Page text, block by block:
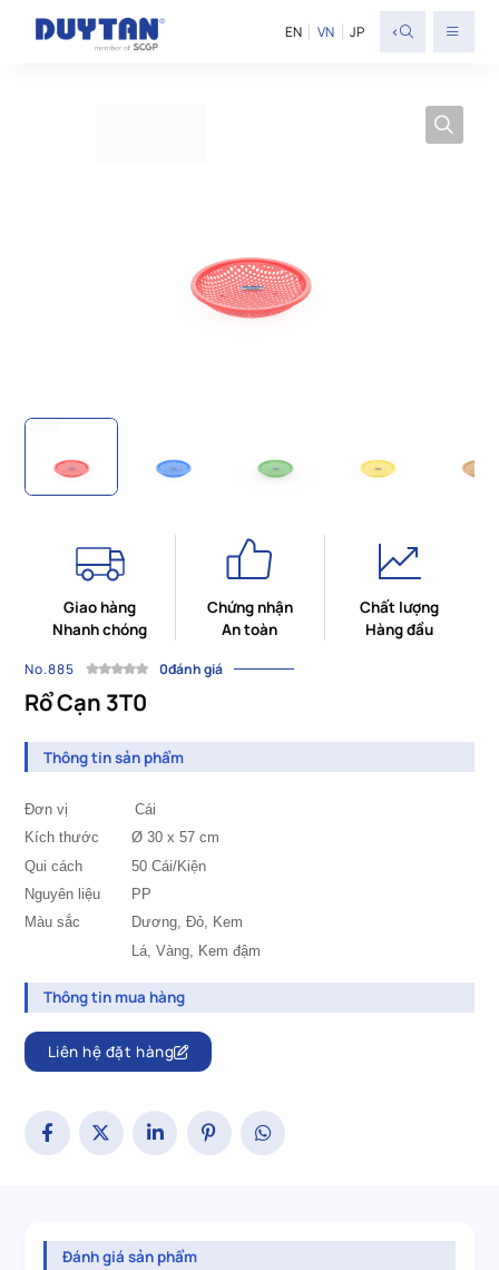
EN VN JP <
Giao hàng
Nhanh chóng
Chứng nhận
An toàn
Chất lượng
Hàng đầu
No.885 0đánh giá
Rổ Cạn 3T0
Thông tin sản phẩm
Đơn vị Cái
Kích thước
	Ø
30 x 57 cm
Qui cách
		50
Cái/Kiện
Nguyên liệu
PP
Màu sắc
Dương,Đỏ, Kem
Lá, Vàng, Kem đậm
Thông tin mua hàng
Liên hệ đặt hàng
Đánh giá sản phẩm